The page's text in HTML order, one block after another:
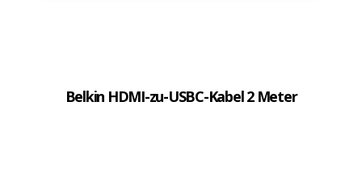
Belkin HDMI-zu-USBC-Kabel 2 Meter